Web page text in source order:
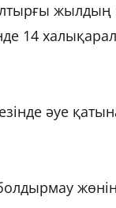
14
әуе